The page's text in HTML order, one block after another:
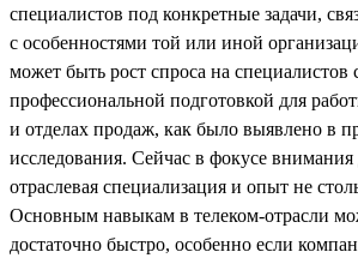
специалистов под конкретные задачи,
с особенностями той или иной
может быть рост спроса на специалистов
профессиональной подготовкой для
и отделах продаж, как было выявлено в
исследования. Сейчас в фокусе
отраслевая специализация и опыт не
Основным навыкам в телеком-отрасли
достаточно быстро, особенно если